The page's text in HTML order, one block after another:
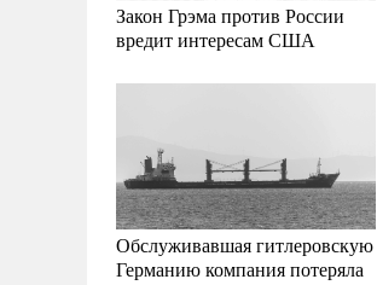
Закон Грэма против России
вредит интересам США
Обслуживавшая гитлеровскую
Германию компания потеряла